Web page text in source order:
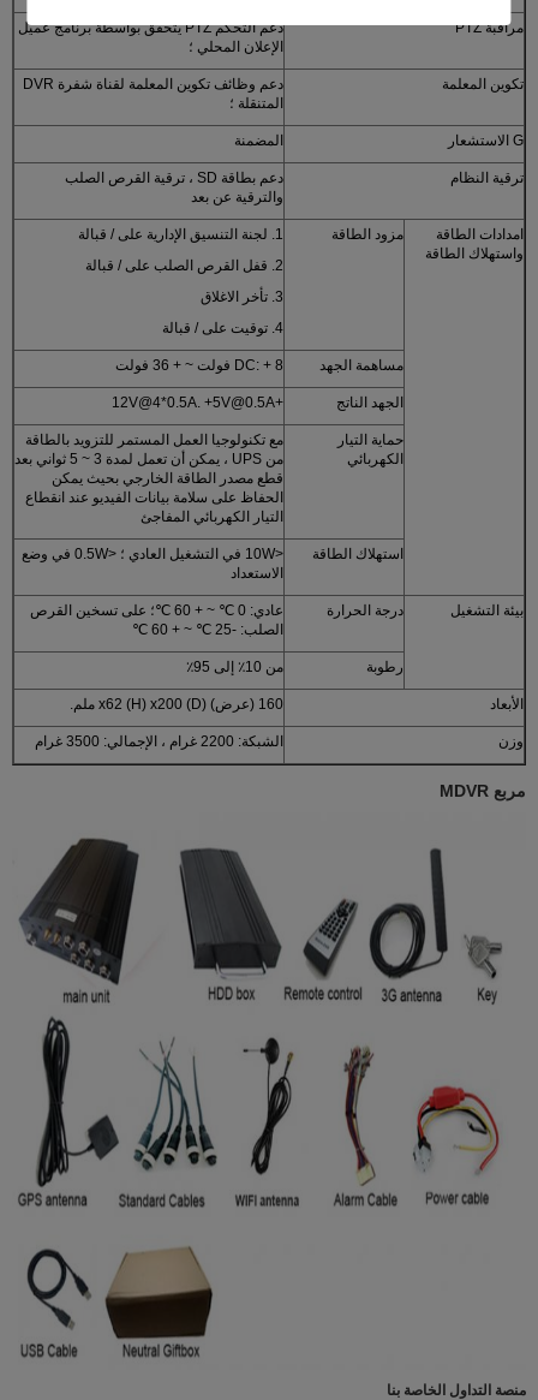
مراقبة PTZ
دعم التحكم PTZ يتحقق بواسطة برنامج عميل
الإعلان المحلي ؛
تكوين المعلمة
دعم وظائف تكوين المعلمة لقناة شفرة DVR
المتنقلة ؛
G الاستشعار المضمنة
ترقية النظام
دعم بطاقة SD ، ترقية القرص الصلب
والترقية عن بعد
امدادات الطاقة
واستهلاك الطاقة
مزود الطاقة
1. لجنة التنسيق الإدارية على / قبالة
2. قفل القرص الصلب على / قبالة
3. تأخر الاغلاق
4. توقيت على / قبالة
مساهمة الجهد DC: + 8 فولت ~ + 36 فولت
الجهد الناتج +12V@4*0.5A. +5V@0.5A
حماية التيار
الكهربائي
مع تكنولوجيا العمل المستمر للتزويد بالطاقة
من UPS ، يمكن أن تعمل لمدة 3 ~ 5 ثواني بعد
قطع مصدر الطاقة الخارجي بحيث يمكن
الحفاظ على سلامة بيانات الفيديو عند انقطاع
التيار الكهربائي المفاجئ
استهلاك الطاقة
<10W في التشغيل العادي ؛ <0.5W في وضع
الاستعداد
بيئة التشغيل درجة الحرارة
عادي: 0 ℃ ~ + 60 ℃؛ على تسخين القرص
الصلب: -25 ℃ ~ + 60 ℃
رطوبة من 10٪ إلى 95٪
الأبعاد 160 (عرض) x62 (H) x200 (D) ملم.
وزن الشبكة: 2200 غرام ، الإجمالي: 3500 غرام
مربع MDVR
منصة التداول الخاصة بنا